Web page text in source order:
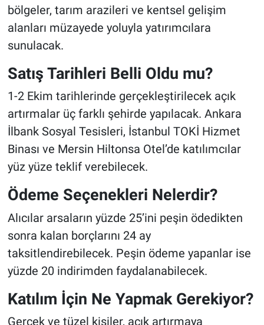
bölgeler, tarım arazileri ve kentsel gelişim
alanları müzayede yoluyla yatırımcılara
sunulacak.
Satış Tarihleri Belli Oldu mu?
1-2 Ekim tarihlerinde gerçekleştirilecek açık
artırmalar üç farklı şehirde yapılacak. Ankara
İlbank Sosyal Tesisleri, İstanbul TOKİ Hizmet
Binası ve Mersin Hiltonsa Otel’de katılımcılar
yüz yüze teklif verebilecek.
Ödeme Seçenekleri Nelerdir?
Alıcılar arsaların yüzde 25’ini peşin ödedikten
sonra kalan borçlarını 24 ay
taksitlendirebilecek. Peşin ödeme yapanlar ise
yüzde 20 indirimden faydalanabilecek.
Katılım İçin Ne Yapmak Gerekiyor?
Gerçek ve tüzel kişiler, açık artırmaya